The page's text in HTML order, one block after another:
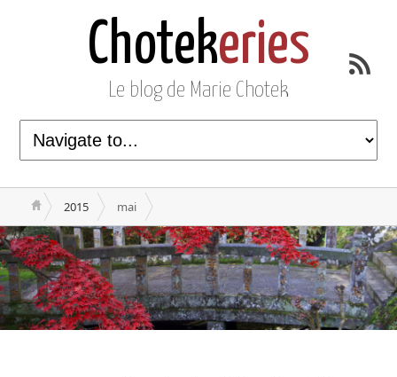
Chotekeries
Le blog de Marie Chotek
2015 mai